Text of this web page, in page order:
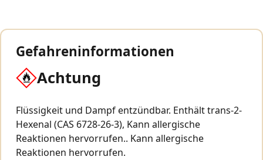
Gefahreninformationen
Achtung
Flüssigkeit und Dampf entzündbar. Enthält trans-2-
Hexenal (CAS 6728-26-3), Kann allergische
Reaktionen hervorrufen.. Kann allergische
Reaktionen hervorrufen.